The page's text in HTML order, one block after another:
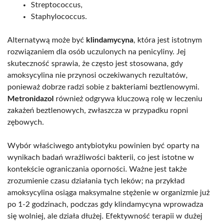
Streptococcus,
Staphylococcus.
Alternatywą może być klindamycyna, która jest istotnym
rozwiązaniem dla osób uczulonych na penicyliny. Jej
skuteczność sprawia, że często jest stosowana, gdy
amoksycylina nie przynosi oczekiwanych rezultatów,
ponieważ dobrze radzi sobie z bakteriami beztlenowymi.
Metronidazol również odgrywa kluczową rolę w leczeniu
zakażeń beztlenowych, zwłaszcza w przypadku ropni
zębowych.
Wybór właściwego antybiotyku powinien być oparty na
wynikach badań wrażliwości bakterii, co jest istotne w
kontekście ograniczania oporności. Ważne jest także
zrozumienie czasu działania tych leków; na przykład
amoksycylina osiąga maksymalne stężenie w organizmie już
po 1-2 godzinach, podczas gdy klindamycyna wprowadza
się wolniej, ale działa dłużej. Efektywność terapii w dużej